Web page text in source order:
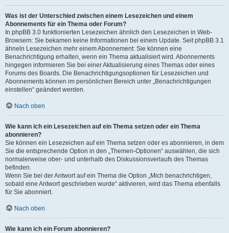
Was ist der Unterschied zwischen einem Lesezeichen und einem
Abonnements für ein Thema oder Forum?
In phpBB 3.0 funktionierten Lesezeichen ähnlich den Lesezeichen in Web-
Browsern: Sie bekamen keine Informationen bei einem Update. Seit phpBB 3.1
ähneln Lesezeichen mehr einem Abonnement: Sie können eine
Benachrichtigung erhalten, wenn ein Thema aktualisiert wird. Abonnements
hingegen informieren Sie bei einer Aktualisierung eines Themas oder eines
Forums des Boards. Die Benachrichtigungsoptionen für Lesezeichen und
Abonnements können im persönlichen Bereich unter „Benachrichtigungen
einstellen“ geändert werden.
Nach oben
Wie kann ich ein Lesezeichen auf ein Thema setzen oder ein Thema
abonnieren?
Sie können ein Lesezeichen auf ein Thema setzen oder es abonnieren, in dem
Sie die entsprechende Option in den „Themen-Optionen“ auswählen, die sich
normalerweise ober- und unterhalb des Diskussionsverlaufs des Themas
befinden.
Wenn Sie bei der Antwort auf ein Thema die Option „Mich benachrichtigen,
sobald eine Antwort geschrieben wurde“ aktivieren, wird das Thema ebenfalls
für Sie abonniert.
Nach oben
Wie kann ich ein Forum abonnieren?